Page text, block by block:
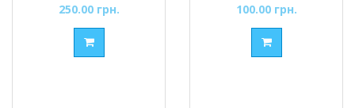
250.00 грн. 100.00 грн.